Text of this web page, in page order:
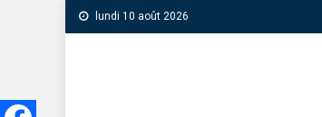
lundi 10 août 2026